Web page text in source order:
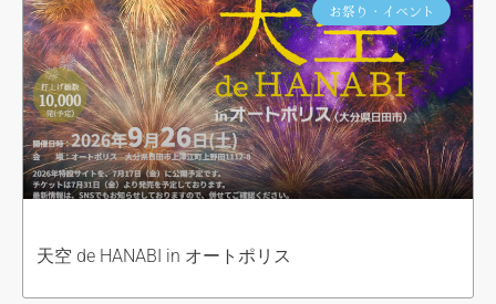
お祭り・イベント
天空 de HANABI in オートポリス